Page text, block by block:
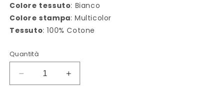
Colore tessuto: Bianco
Colore stampa: Multicolor
Tessuto: 100% Cotone
Quantità
Diminuisci
quantità
Aumenta
quantità